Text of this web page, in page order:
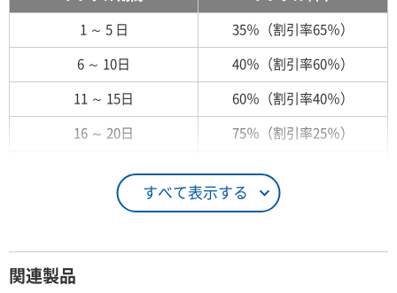
すべて表示する
1 ～ 5 日 35％（割引率65％）
6 ～ 10日 40％（割引率60％）
11 ～ 15日 60％（割引率40％）
16 ～ 20日 75％（割引率25％）
26日 ～ 1ヶ月 100％（割引率 0％）
関連製品